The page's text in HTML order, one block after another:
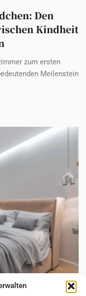
Den
Kindheit
zum ersten
Meilenstein